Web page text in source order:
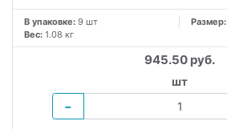
В упаковке: 9 шт Размер:
Вес: 1.08 кг
945.50 руб.
шт
−